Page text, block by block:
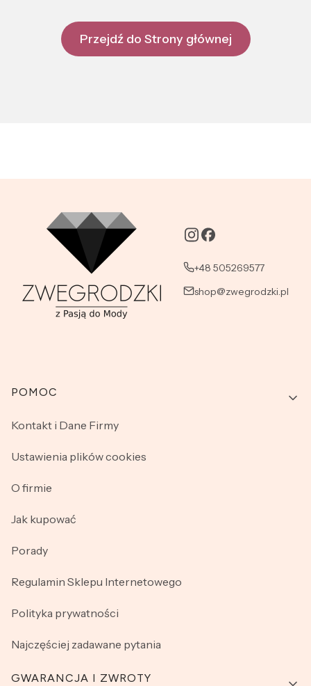
Przejdź do Strony głównej
+48 505269577
shop@zwegrodzki.pl
Linki w stopce
POMOC
Kontakt i Dane Firmy
Ustawienia plików cookies
O firmie
Jak kupować
Porady
Regulamin Sklepu Internetowego
Polityka prywatności
Najczęściej zadawane pytania
GWARANCJA I ZWROTY